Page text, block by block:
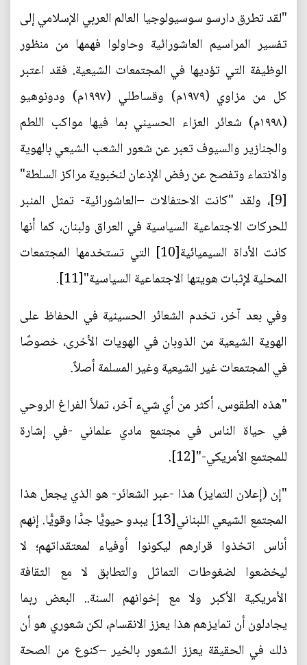
"لقد تطرق دارسو سوسيولوجيا العالم العربي الإسلامي إلى
تفسير المراسيم العاشورائية وحاولوا فهمها من منظور
الوظيفة التي تؤديها في المجتمعات الشيعية. فقد اعتبر
كل من مزاوي (١٩٧٩م) وقساطلي (١٩٩٧م) ودونوهيو
(١٩٩٨م) شعائر العزاء الحسيني بما فيها مواكب اللطم
والجنازير والسيوف تعبر عن شعور الشعب الشيعي بالهوية
والانتماء وتفصح عن رفض الإذعان لنخبوية مراكز السلطة"
[9]، ولقد "كانت الاحتفالات –العاشورائية- تمثل المنبر
للحركات الاجتماعية السياسية في العراق ولبنان، كما أنها
كانت الأداة السيميائية[10] التي تستخدمها المجتمعات
المحلية لإثبات هويتها الاجتماعية السياسية"[11].
وفي بعد آخر، تخدم الشعائر الحسينية في الحفاظ على
الهوية الشيعية من الذوبان في الهويات الأخرى، خصوصًا
في المجتمعات غير الشيعية وغير المسلمة أصلاً.
"هذه الطقوس، أكثر من أي شيء آخر، تملأ الفراغ الروحي
في حياة الناس في مجتمع مادي علماني -في إشارة
للمجتمع الأمريكي-"[12].
"إن (إعلان التمايز) هذا -عبر الشعائر- هو الذي يجعل هذا
المجتمع الشيعي اللبناني[13] يبدو حيويًّا جدًّا وقويًّا. إنهم
أناس اتخذوا قرارهم ليكونوا أوفياء لمعتقداتهم؛ لا
ليخضعوا لضغوطات التماثل والتطابق لا مع الثقافة
الأمريكية الأكبر ولا مع إخوانهم السنة.. البعض ربما
يجادلون أن تمايزهم هذا يعزز الانقسام، لكن شعوري هو أن
ذلك في الحقيقة يعزز الشعور بالخير –كنوع من الصحة